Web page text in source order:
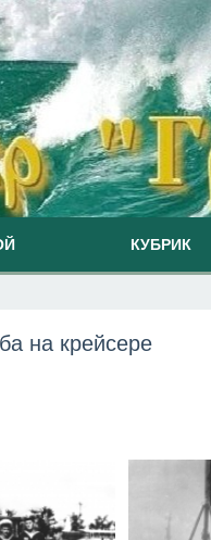
КУБРИК
на крейсере